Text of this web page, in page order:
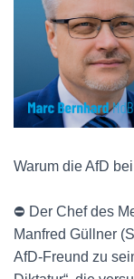
Warum die AfD
⛔️ Der Chef des
Manfred Güllner
AfD-Freund zu